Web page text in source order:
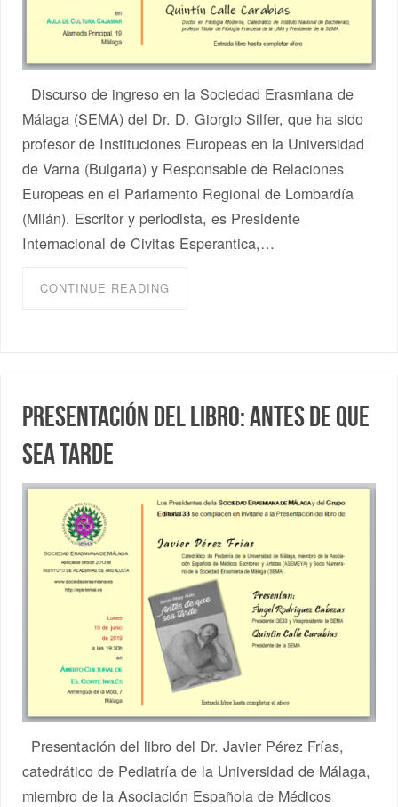
Discurso de ingreso en la Sociedad Erasmiana de
Málaga (SEMA) del Dr. D. Giorgio Silfer, que ha sido
profesor de Instituciones Europeas en la Universidad
de Varna (Bulgaria) y Responsable de Relaciones
Europeas en el Parlamento Regional de Lombardía
(Milán). Escritor y periodista, es Presidente
Internacional de Civitas Esperantica,…
CONTINUE READING
Presentación del libro: Antes de que
sea tarde
Presentación del libro del Dr. Javier Pérez Frías,
catedrático de Pediatría de la Universidad de Málaga,
miembro de la Asociación Española de Médicos